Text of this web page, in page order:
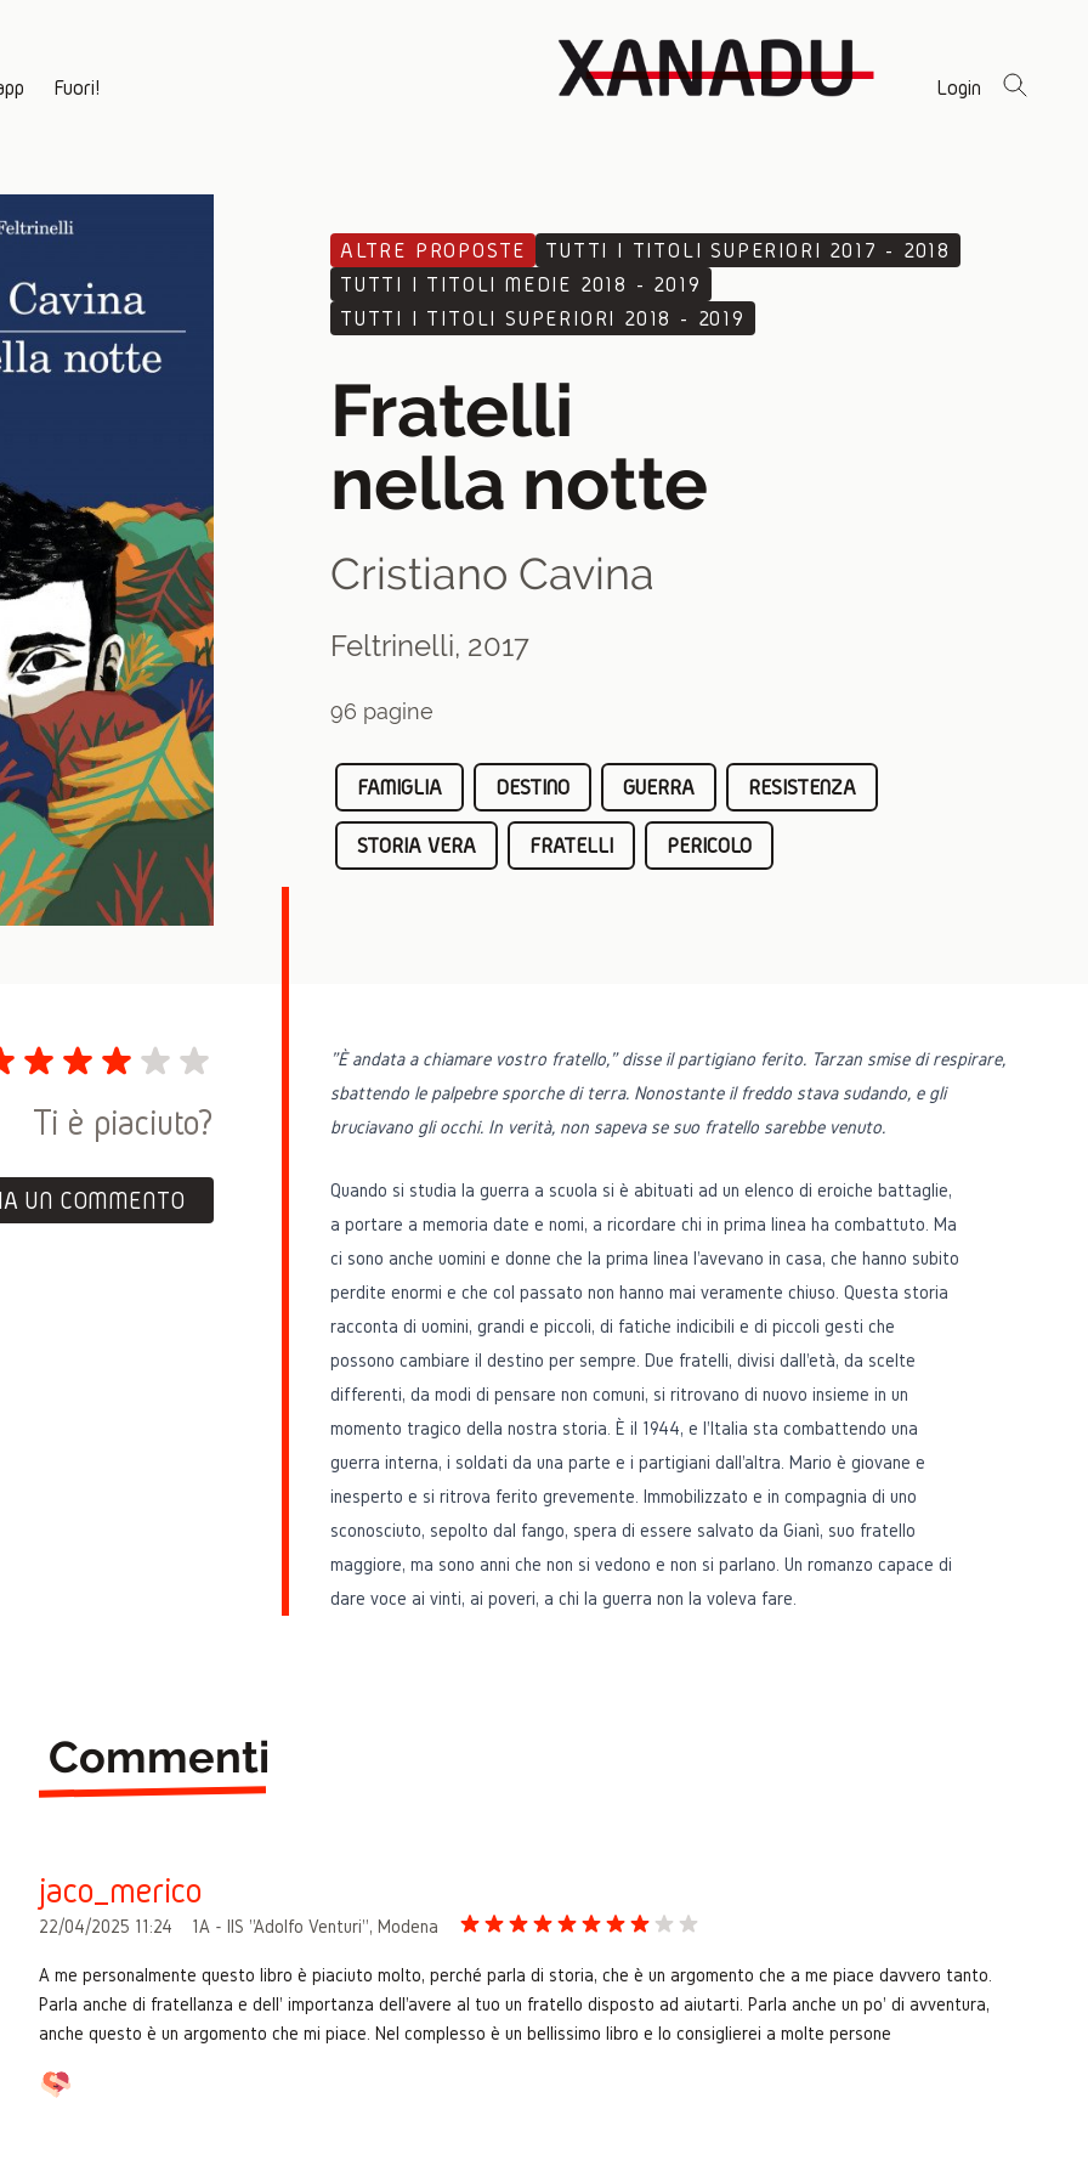
Fuori! Login
ALTRE PROPOSTE
TUTTI I TITOLI SUPERIORI 2017 - 2018
TUTTI I TITOLI MEDIE 2018 - 2019
TUTTI I TITOLI SUPERIORI 2018 - 2019
Fratelli
nella notte
Cristiano Cavina
Feltrinelli, 2017
96 pagine
FAMIGLIA DESTINO GUERRA RESISTENZA
STORIA VERA FRATELLI PERICOLO
Ti è piaciuto?
UN COMMENTO
"È andata a chiamare vostro fratello,” disse il partigiano ferito. Tarzan smise di respirare,
sbattendo le palpebre sporche di terra. Nonostante il freddo stava sudando, e gli
bruciavano gli occhi. In verità, non sapeva se suo fratello sarebbe venuto.
Quando si studia la guerra a scuola si è abituati ad un elenco di eroiche battaglie,
a portare a memoria date e nomi, a ricordare chi in prima linea ha combattuto. Ma
ci sono anche uomini e donne che la prima linea l'avevano in casa, che hanno subito
perdite enormi e che col passato non hanno mai veramente chiuso. Questa storia
racconta di uomini, grandi e piccoli, di fatiche indicibili e di piccoli gesti che
possono cambiare il destino per sempre. Due fratelli, divisi dall'età, da scelte
differenti, da modi di pensare non comuni, si ritrovano di nuovo insieme in un
momento tragico della nostra storia. È il 1944, e l'Italia sta combattendo una
guerra interna, i soldati da una parte e i partigiani dall'altra. Mario è giovane e
inesperto e si ritrova ferito grevemente. Immobilizzato e in compagnia di uno
sconosciuto, sepolto dal fango, spera di essere salvato da Gianì, suo fratello
maggiore, ma sono anni che non si vedono e non si parlano. Un romanzo capace di
dare voce ai vinti, ai poveri, a chi la guerra non la voleva fare.
Commenti
jaco_merico
22/04/2025 11:24 1A - IIS "Adolfo Venturi", Modena
A me personalmente questo libro è piaciuto molto, perché parla di storia, che è un argomento che a me piace davvero tanto.
Parla anche di fratellanza e dell' importanza dell'avere al tuo un fratello disposto ad aiutarti. Parla anche un po' di avventura,
anche questo è un argomento che mi piace. Nel complesso è un bellissimo libro e lo consiglierei a molte persone